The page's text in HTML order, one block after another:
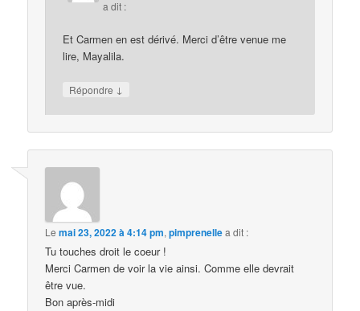
a dit :
Et Carmen en est dérivé. Merci d’être venue me
lire, Mayalila.
Répondre ↓
Lemai 23, 2022 à 4:14 pm,pimprenellea dit :
Tu touches droit le coeur !
Merci Carmen de voir la vie ainsi. Comme elle devrait
être vue.
Bon après-midi